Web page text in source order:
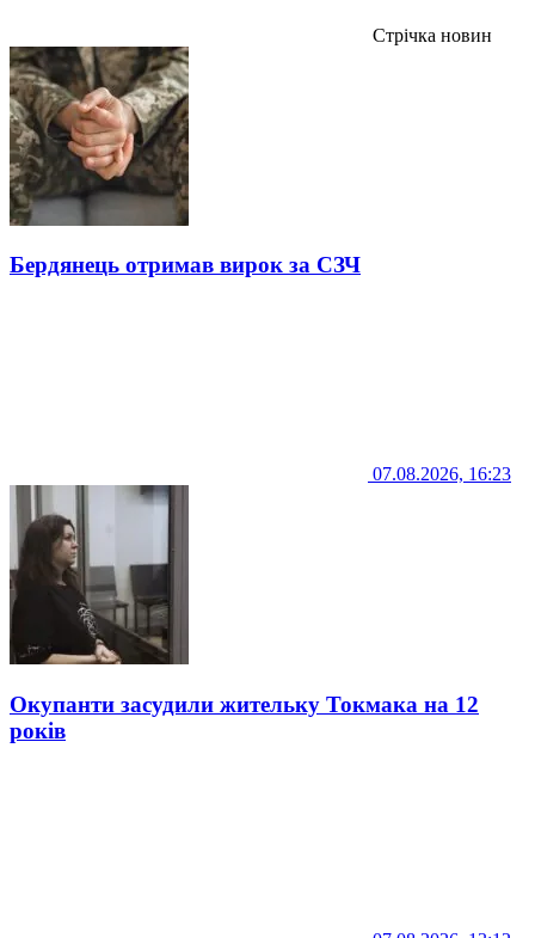
Стрічка новин
Бердянець отримав вирок за СЗЧ
07.08.2026, 16:23
Окупанти засудили жительку Токмака на 12
років